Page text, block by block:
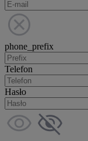
phone_prefix
Telefon
Hasło